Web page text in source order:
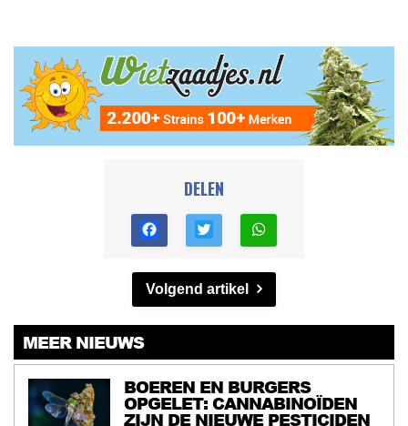
DELEN
Volgend artikel
MEER NIEUWS
BOEREN EN BURGERS
OPGELET: CANNABINOÏDEN
ZIJN DE NIEUWE PESTICIDEN